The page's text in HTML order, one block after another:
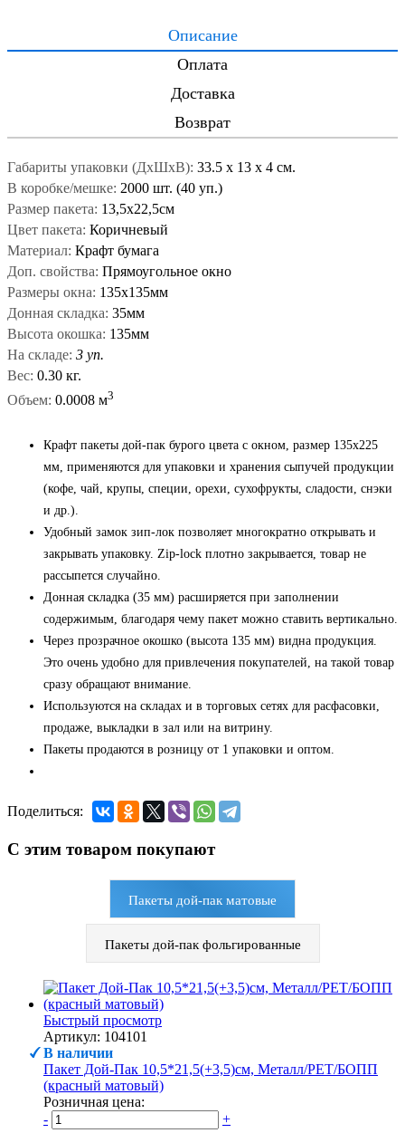
Описание
Оплата
Доставка
Возврат
Габариты упаковки (ДxШxВ): 33.5 x 13 x 4 см.
В коробке/мешке: 2000 шт. (40 уп.)
Размер пакета: 13,5х22,5см
Цвет пакета: Коричневый
Материал: Крафт бумага
Доп. свойства: Прямоугольное окно
Размеры окна: 135х135мм
Донная складка: 35мм
Высота окошка: 135мм
На складе: 3 уп.
Вес: 0.30 кг.
Объем: 0.0008 м3
Крафт пакеты дой-пак бурого цвета с окном, размер 135x225
мм, применяются для упаковки и хранения сыпучей продукции
(кофе, чай, крупы, специи, орехи, сухофрукты, сладости, снэки
и др.).
Удобный замок зип-лок позволяет многократно открывать и
закрывать упаковку. Zip-lock плотно закрывается, товар не
рассыпется случайно.
Донная складка (35 мм) расширяется при заполнении
содержимым, благодаря чему пакет можно ставить вертикально.
Через прозрачное окошко (высота 135 мм) видна продукция.
Это очень удобно для привлечения покупателей, на такой товар
сразу обращают внимание.
Используются на складах и в торговых сетях для расфасовки,
продаже, выкладки в зал или на витрину.
Пакеты продаются в розницу от 1 упаковки и оптом.
Поделиться:
С этим товаром покупают
Пакеты дой-пак матовые
Пакеты дой-пак фольгированные
Быстрый просмотр
Артикул: 104101
В наличии
Пакет Дой-Пак 10,5*21,5(+3,5)см, Металл/PET/БОПП
(красный матовый)
Розничная цена:
-
+